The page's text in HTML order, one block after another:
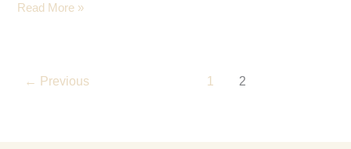
Read More »
← Previous 1 2